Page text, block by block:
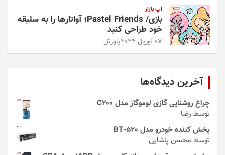
اپ بازار
بازی/ Pastel Friends؛ آواتارها را به سلیقه
خود طراحی کنید
07 آوریل 2024 پاورتل
آخرین دیدگاه‌ها
چراغ روشنایی گازی لوموگاز مدل C200
توسط رضا
پخش کننده خودرو مدل 520-BT
توسط محسن پاشایی